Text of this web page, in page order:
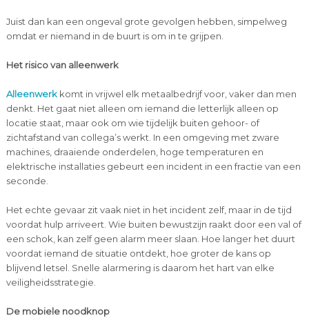
Juist dan kan een ongeval grote gevolgen hebben, simpelweg
omdat er niemand in de buurt is om in te grijpen.
Het risico van alleenwerk
Alleenwerk komt in vrijwel elk metaalbedrijf voor, vaker dan men
denkt. Het gaat niet alleen om iemand die letterlijk alleen op
locatie staat, maar ook om wie tijdelijk buiten gehoor- of
zichtafstand van collega’s werkt. In een omgeving met zware
machines, draaiende onderdelen, hoge temperaturen en
elektrische installaties gebeurt een incident in een fractie van een
seconde.
Het echte gevaar zit vaak niet in het incident zelf, maar in de tijd
voordat hulp arriveert. Wie buiten bewustzijn raakt door een val of
een schok, kan zelf geen alarm meer slaan. Hoe langer het duurt
voordat iemand de situatie ontdekt, hoe groter de kans op
blijvend letsel. Snelle alarmering is daarom het hart van elke
veiligheidsstrategie.
De mobiele noodknop